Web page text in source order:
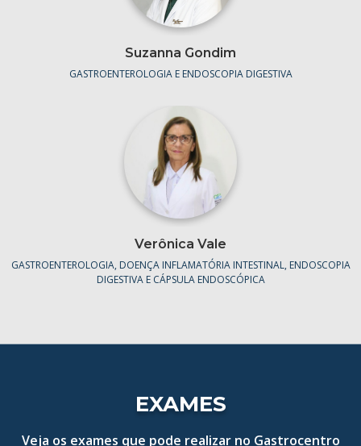
Suzanna Gondim
GASTROENTEROLOGIA E ENDOSCOPIA DIGESTIVA
Verônica Vale
GASTROENTEROLOGIA, DOENÇA INFLAMATÓRIA INTESTINAL, ENDOSCOPIA
DIGESTIVA E CÁPSULA ENDOSCÓPICA
EXAMES
Veja os exames que pode realizar no Gastrocentro